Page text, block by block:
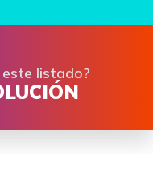
este listado?